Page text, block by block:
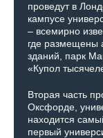
проведут в
кампусе
– всемирно
где размещены
зданий, парк
«Купол
Вторая часть
Оксфорде,
находится
первый